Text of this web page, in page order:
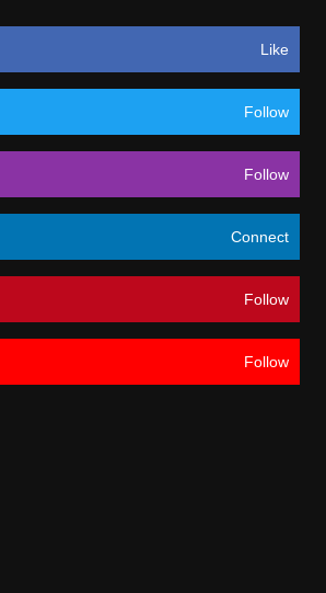
Like
Follow
Follow
Connect
Follow
Follow